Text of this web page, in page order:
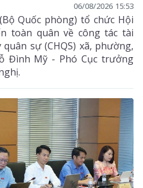
06/08/2026 15:53
Quốc phòng) tổ chức Hội
toàn quân về công tác tài
sự (CHQS) xã, phường,
Đình Mỹ - Phó Cục trưởng